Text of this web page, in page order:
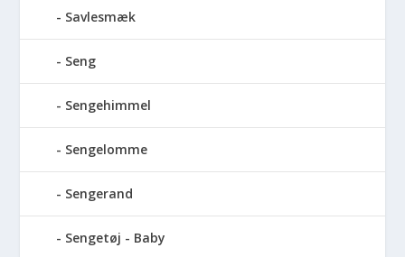
Savlesmæk
Seng
Sengehimmel
Sengelomme
Sengerand
Sengetøj - Baby